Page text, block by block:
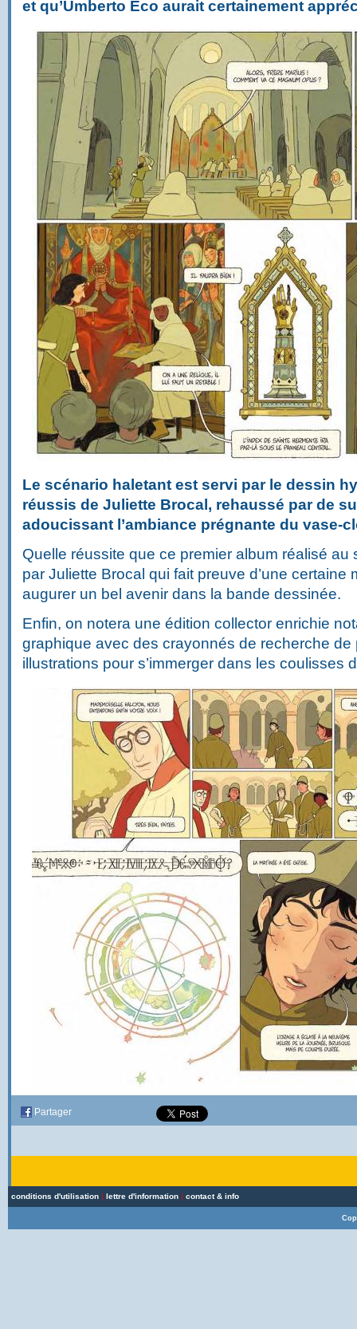
et qu’Umberto Eco aurait certainement
Le scénario haletant est servi par le dessin
réussis de Juliette Brocal, rehaussé par de
adoucissant l’ambiance prégnante du vase­-
Quelle réussite que ce premier album réalisé au
par Juliette Brocal qui fait preuve d’une certaine
augurer un bel avenir dans la bande dessinée.
Enfin, on notera une édition collector enrichie
graphique avec des crayonnés de recherche
illustrations pour s’immerger dans les coulisses
Partager
conditions d'utilisation | lettre d'information | contact & info